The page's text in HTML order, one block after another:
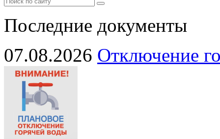
Последние документы
07.08.2026 Отключение